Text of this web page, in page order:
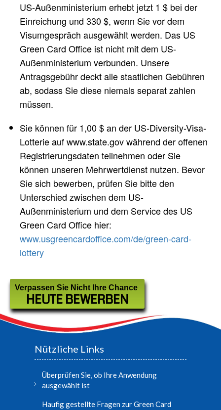
US-Außenministerium erhebt jetzt 1 $ bei der
Einreichung und 330 $, wenn Sie vor dem
Visumgespräch ausgewählt werden. Das US
Green Card Office ist nicht mit dem US-
Außenministerium verbunden. Unsere
Antragsgebühr deckt alle staatlichen Gebühren
ab, sodass Sie diese niemals separat zahlen
müssen.
Sie können für 1,00 $ an der US-Diversity-Visa-
Lotterie auf www.state.gov während der offenen
Registrierungsdaten teilnehmen oder Sie
können unseren Mehrwertdienst nutzen. Bevor
Sie sich bewerben, prüfen Sie bitte den
Unterschied zwischen dem US-
Außenministerium und dem Service des US
Green Card Office hier:
www.usgreencardoffice.com/de/green-card-
lottery
Verpassen Sie Nicht Ihre Chance
HEUTE BEWERBEN
Nützliche Links
Überprüfen Sie, ob Ihre Anwendung
ausgewählt ist
Haufig gestellte Fragen zur Green Card